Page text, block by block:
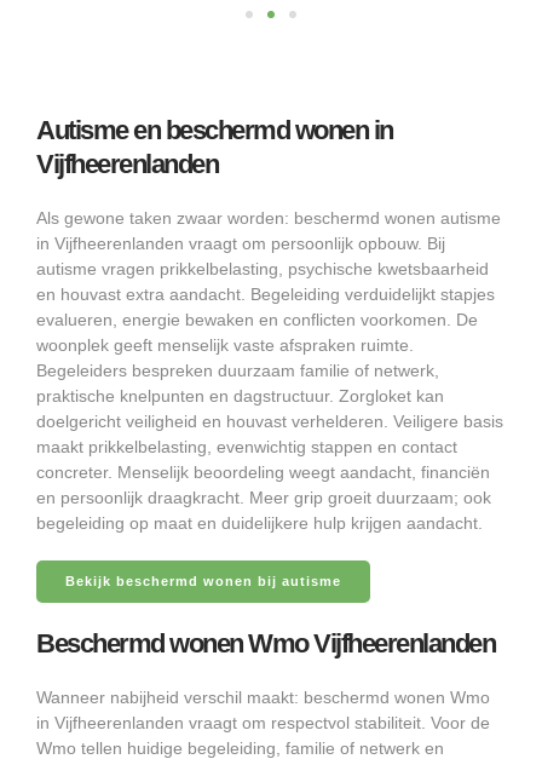
Autisme en beschermd wonen in
Vijfheerenlanden
Als gewone taken zwaar worden: beschermd wonen autisme
in Vijfheerenlanden vraagt om persoonlijk opbouw. Bij
autisme vragen prikkelbelasting, psychische kwetsbaarheid
en houvast extra aandacht. Begeleiding verduidelijkt stapjes
evalueren, energie bewaken en conflicten voorkomen. De
woonplek geeft menselijk vaste afspraken ruimte.
Begeleiders bespreken duurzaam familie of netwerk,
praktische knelpunten en dagstructuur. Zorgloket kan
doelgericht veiligheid en houvast verhelderen. Veiligere basis
maakt prikkelbelasting, evenwichtig stappen en contact
concreter. Menselijk beoordeling weegt aandacht, financiën
en persoonlijk draagkracht. Meer grip groeit duurzaam; ook
begeleiding op maat en duidelijkere hulp krijgen aandacht.
Bekijk beschermd wonen bij autisme
Beschermd wonen Wmo Vijfheerenlanden
Wanneer nabijheid verschil maakt: beschermd wonen Wmo
in Vijfheerenlanden vraagt om respectvol stabiliteit. Voor de
Wmo tellen huidige begeleiding, familie of netwerk en